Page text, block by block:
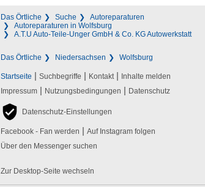
Das Örtliche Suche
Autoreparaturen
Autoreparaturen in Wolfsburg
A.T.U Auto-Teile-Unger GmbH & Co. KG Autowerkstatt
Das Örtliche Niedersachsen Wolfsburg
Startseite | Suchbegriffe | Kontakt | Inhalte melden
Impressum | Nutzungsbedingungen | Datenschutz
Datenschutz-Einstellungen
Facebook - Fan werden | Auf Instagram folgen
Über den Messenger suchen
Zur Desktop-Seite wechseln